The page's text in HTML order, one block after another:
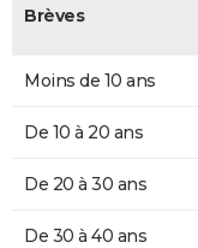
Brèves
Moins de 10 ans
De 10 à 20 ans
De 20 à 30 ans
De 30 à 40 ans